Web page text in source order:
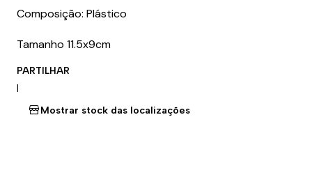
Composição: Plástico
Tamanho 11.5x9cm
PARTILHAR
|
Mostrar stock das localizações